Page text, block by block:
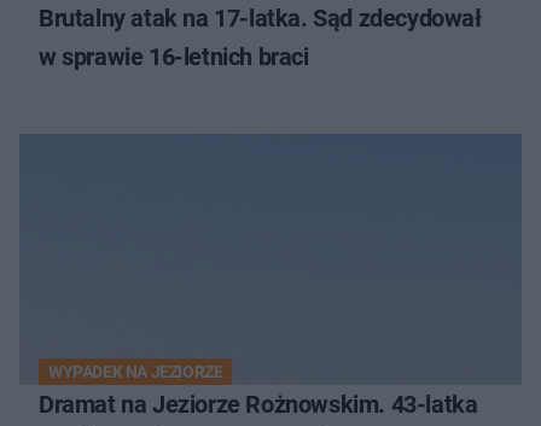
Brutalny atak na 17-latka. Sąd zdecydował
w sprawie 16-letnich braci
WYPADEK NA JEZIORZE
Dramat na Jeziorze Rożnowskim. 43-latka